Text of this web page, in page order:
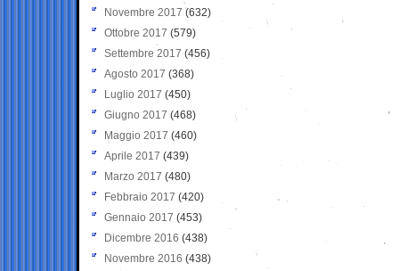
Novembre 2017 (632)
Ottobre 2017 (579)
Settembre 2017 (456)
Agosto 2017 (368)
Luglio 2017 (450)
Giugno 2017 (468)
Maggio 2017 (460)
Aprile 2017 (439)
Marzo 2017 (480)
Febbraio 2017 (420)
Gennaio 2017 (453)
Dicembre 2016 (438)
Novembre 2016 (438)